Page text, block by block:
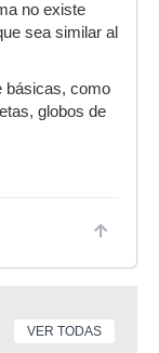
no existe
sea similar al
básicas, como
globos de
VER TODAS